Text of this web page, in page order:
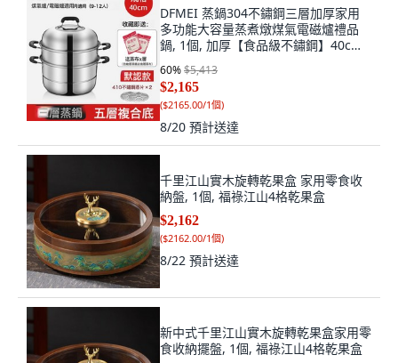
DFMEI 蒸鍋304不鏽鋼三層加厚家用
多功能大容量蒸煮燉煤氣電磁爐禮品
鍋, 1個, 加厚【食品級不鏽鋼】40cm
三層:如圖
60%$5,413
$2,165
($2165.00/1個)
8/20 預計送達
千里江山實木旋轉乾果盒 家用零食收
納盤, 1個, 福祿江山4格乾果盒
$2,162
($2162.00/1個)
8/22 預計送達
新中式千里江山實木旋轉乾果盒家用零
食收納擺盤, 1個, 福祿江山4格乾果盒